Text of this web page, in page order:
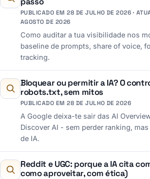
PUBLICADO EM 28 DE JULHO DE 2026 ·
AGOSTO DE 2026
Como auditar a tua visibilidade nos
baseline de prompts, share of voice,
tracking.
Bloquear ou permitir a IA? O
robots.txt, sem mitos
PUBLICADO EM 28 DE JULHO DE 2026
A Google deixa-te sair das AI
Discover AI - sem perder ranking,
de IA.
Reddit e UGC: porque a IA cita
como aproveitar, com ética)